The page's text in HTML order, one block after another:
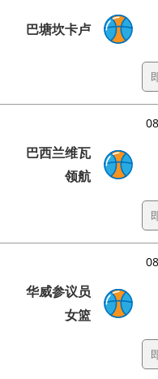
巴塘坎卡卢
巴西兰维瓦
领航
华威参议员
女篮